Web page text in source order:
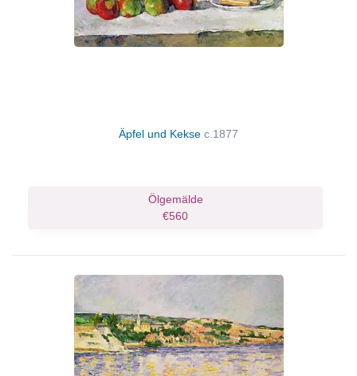
Äpfel und Kekse c.1877
Ölgemälde
€560